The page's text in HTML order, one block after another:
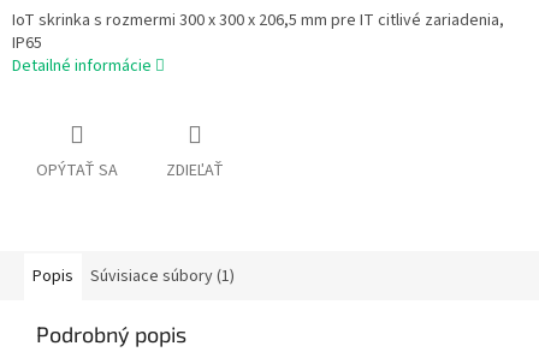
IoT skrinka s rozmermi 300 x 300 x 206,5 mm pre IT citlivé zariadenia,
IP65
Detailné informácie
OPÝTAŤ SA ZDIEĽAŤ
Popis Súvisiace súbory (1)
Podrobný popis